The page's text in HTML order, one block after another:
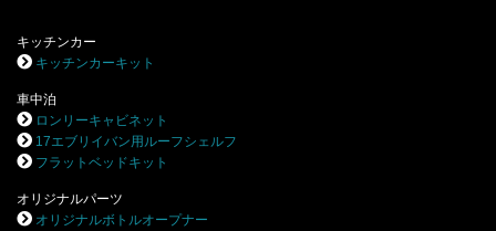
キッチンカー
キッチンカーキット
車中泊
ロンリーキャビネット
17エブリイバン用ルーフシェルフ
フラットベッドキット
オリジナルパーツ
オリジナルボトルオープナー